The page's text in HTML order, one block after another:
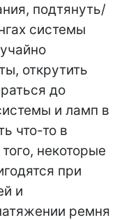
подтянуть/
системы
открутить
до
и ламп в
что-то в
некоторые
при
и
ремня